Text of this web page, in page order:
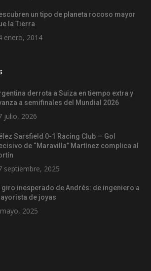
un tipo de planeta rocoso mayor
la Tierra
enero, 2014
derrota a Suiza en tiempo extra y
a semifinales del Mundial 2026
julio, 2026
Sarsfield 0-1 Racing Club — Gol
de “Maravilla” Martínez complica al
septiembre, 2025
giro inesperado de Andrés: de ingeniero a
de joyas
2025